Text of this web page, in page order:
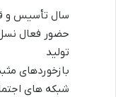
سال تأسیس و
حضور فعال
تولید
بازخوردهای
شبکه های